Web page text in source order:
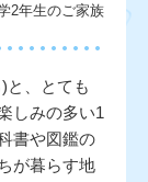
2年生のご家族
と、とても
しみの多い1
書や図鑑の
が暮らす地